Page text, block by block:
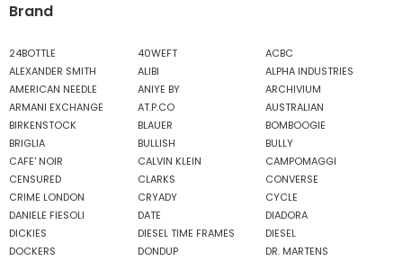
Brand
24BOTTLE 40WEFT
ACBC
ALEXANDER SMITH
ALIBI
ALPHA INDUSTRIES
AMERICAN NEEDLE
ANIYE BY
ARCHIVIUM
ARMANI EXCHANGE
AT.P.CO
AUSTRALIAN
BIRKENSTOCK
BLAUER
BOMBOOGIE
BRIGLIA
BULLISH
BULLY
CAFE' NOIR
CALVIN KLEIN
CAMPOMAGGI
CENSURED
CLARKS
CONVERSE
CRIME LONDON
CRYADY
CYCLE
DANIELE FIESOLI
DATE
DIADORA
DICKIES
DIESEL TIME FRAMES
DIESEL
DOCKERS
DONDUP
DR. MARTENS